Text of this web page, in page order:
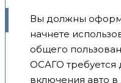
Вы должны
начнете
общего
ОСАГО требуется
включения авто